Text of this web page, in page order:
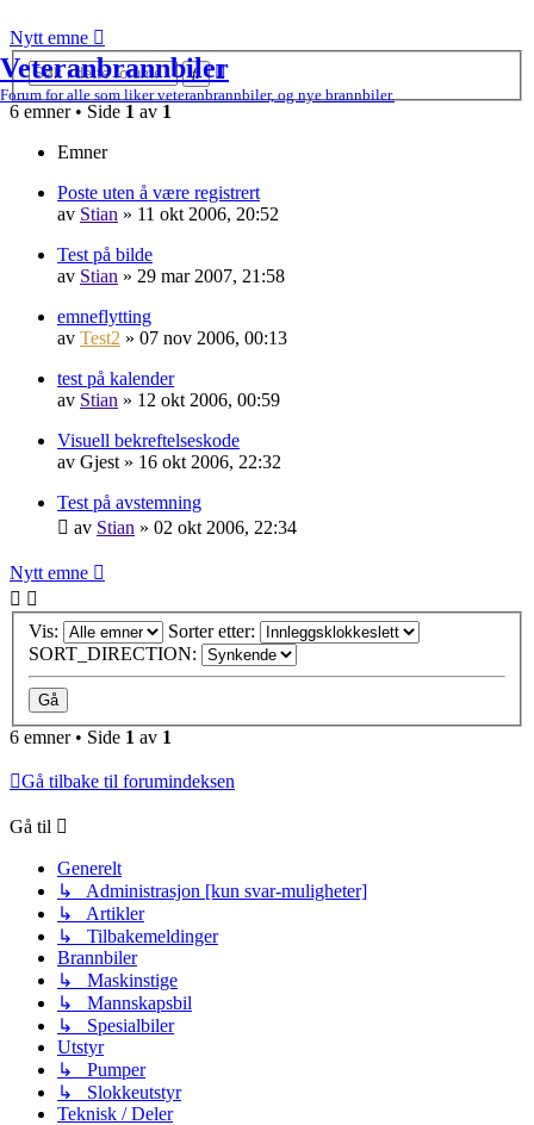
Veteranbrannbiler
Forum for alle som liker veteranbrannbiler, og nye brannbiler.
Nytt emne
SøkAvansert
søk
6 emner • Side 1 av 1
Emner
Poste uten å være registrert
av Stian » 11 okt 2006, 20:52
Test på bilde
av Stian » 29 mar 2007, 21:58
emneflytting
av Test2 » 07 nov 2006, 00:13
test på kalender
av Stian » 12 okt 2006, 00:59
Visuell bekreftelseskode
av Gjest» 16 okt 2006, 22:32
Test på avstemning
av Stian » 02 okt 2006, 22:34
Nytt emne
Vis:
Sorter etter:
SORT_DIRECTION:
6 emner • Side 1 av 1
Gå tilbake til forumindeksen
Gå til
Generelt
↳ Administrasjon [kun svar-muligheter]
↳ Artikler
↳ Tilbakemeldinger
Brannbiler
↳ Maskinstige
↳ Mannskapsbil
↳ Spesialbiler
Utstyr
↳ Pumper
↳ Slokkeutstyr
Teknisk / Deler